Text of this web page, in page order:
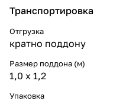
Транспортировка
Отгрузка
кратно поддону
Размер поддона (м)
1,0 х 1,2
Упаковка